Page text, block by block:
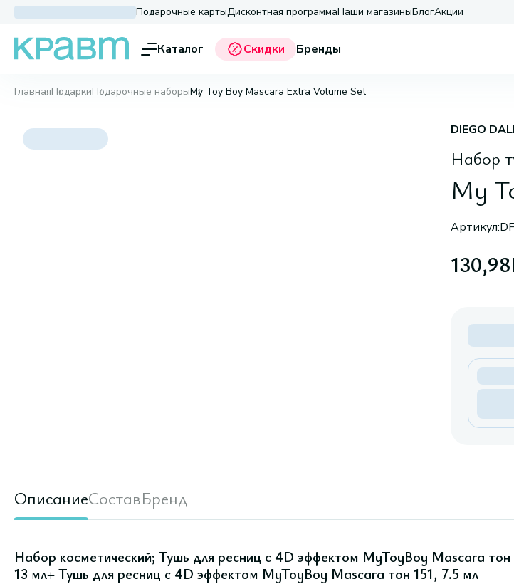
Подарочные картыДисконтная программаНаши магазиныБлогАкции
Каталог Скидки Бренды
ГлавнаяПодаркиПодарочные наборыMy Toy Boy Mascara Extra Volume Set
DIEGO
Набор
My
Артикул:
130,98
ОписаниеСоставБренд
Набор косметический; Тушь для ресниц с 4D эффектом MyToyBoy Mascara тон
13 мл+ Тушь для ресниц с 4D эффектом MyToyBoy Mascara тон 151, 7.5 мл